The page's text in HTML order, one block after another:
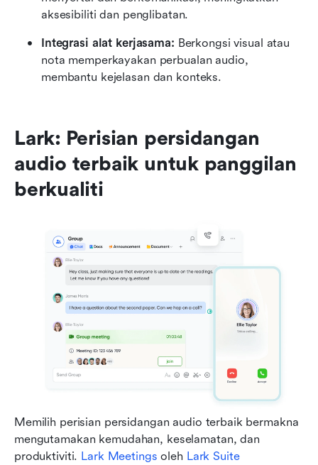
aksesibiliti dan penglibatan.
Integrasi alat kerjasama: Berkongsi visual atau
nota memperkayakan perbualan audio,
membantu kejelasan dan konteks.
Lark: Perisian persidangan
audio terbaik untuk panggilan
berkualiti
Memilih perisian persidangan audio terbaik bermakna
mengutamakan kemudahan, keselamatan, dan
produktiviti. Lark Meetings oleh Lark Suite